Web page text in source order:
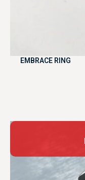
EMBRACE RING